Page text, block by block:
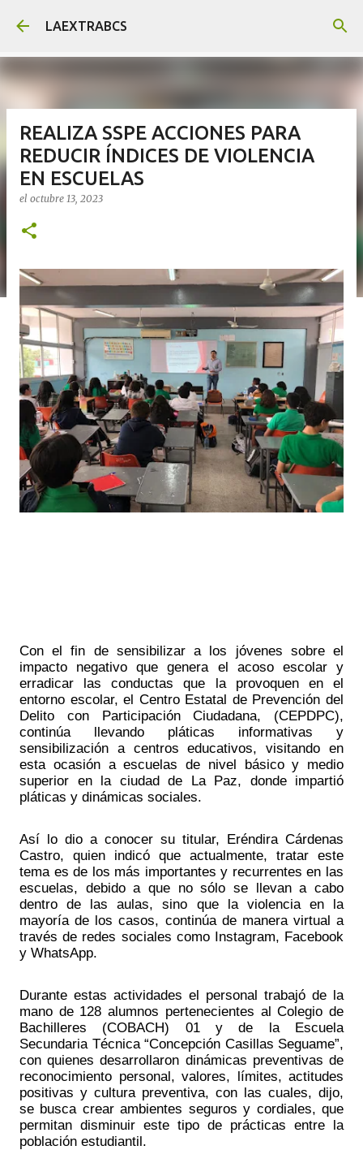
Ir al contenido principal
LAEXTRABCS
REALIZA SSPE ACCIONES PARA
REDUCIR ÍNDICES DE VIOLENCIA
EN ESCUELAS
el octubre 13, 2023
Con el fin de sensibilizar a los jóvenes sobre el
impacto negativo que genera el acoso escolar y
erradicar las conductas que la provoquen en el
entorno escolar, el Centro Estatal de Prevención del
Delito con Participación Ciudadana, (CEPDPC),
continúa llevando pláticas informativas y
sensibilización a centros educativos, visitando en
esta ocasión a escuelas de nivel básico y medio
superior en la ciudad de La Paz, donde impartió
pláticas y dinámicas sociales.
Así lo dio a conocer su titular, Eréndira Cárdenas
Castro, quien indicó que actualmente, tratar este
tema es de los más importantes y recurrentes en las
escuelas, debido a que no sólo se llevan a cabo
dentro de las aulas, sino que la violencia en la
mayoría de los casos, continúa de manera virtual a
través de redes sociales como Instagram, Facebook
y WhatsApp.
Durante estas actividades el personal trabajó de la
mano de 128 alumnos pertenecientes al Colegio de
Bachilleres (COBACH) 01 y de la Escuela
Secundaria Técnica “Concepción Casillas Seguame”,
con quienes desarrollaron dinámicas preventivas de
reconocimiento personal, valores, límites, actitudes
positivas y cultura preventiva, con las cuales, dijo,
se busca crear ambientes seguros y cordiales, que
permitan disminuir este tipo de prácticas entre la
población estudiantil.